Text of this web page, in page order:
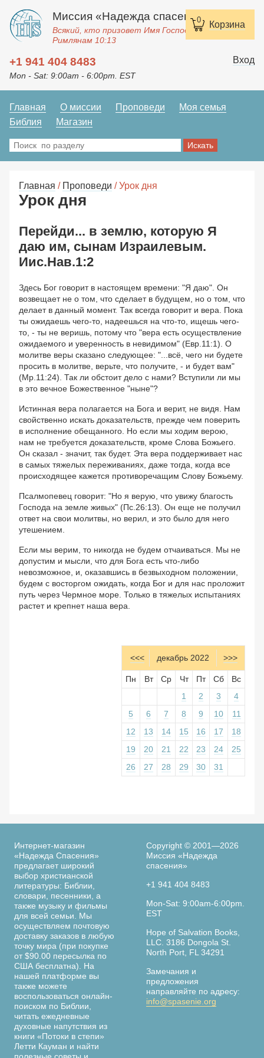
0 Корзина
Миссия «Надежда спасения»
Всякий, кто призовет Имя Господне, спасется.
Римлянам 10:13
+1 941 404 8483
Mon - Sat: 9:00am - 6:00pm. EST
Вход
Главная О миссии Проповеди
Моя семья
Библия
Магазин
Главная / Проповеди / Урок дня
Урок дня
Перейди... в землю, которую Я
даю им, сынам Израилевым.
Иис.Нав.1:2
Здесь Бог говорит в настоящем времени: "Я даю". Он
возвещает не о том, что сделает в будущем, но о том, что
делает в данный момент. Так всегда говорит и вера. Пока
ты ожидаешь чего-то, надеешься на что-то, ищешь чего-
то, - ты не веришь, потому что "вера есть осуществление
ожидаемого и уверенность в невидимом" (Евр.11:1). О
молитве веры сказано следующее: "...всё, чего ни будете
просить в молитве, верьте, что получите, - и будет вам"
(Mp.11:24). Так ли обстоит дело с нами? Вступили ли мы
в это вечное Божественное "ныне"?
Истинная вера полагается на Бога и верит, не видя. Нам
свойственно искать доказательств, прежде чем поверить
в исполнение обещанного. Но если мы ходим верою,
нам не требуется доказательств, кроме Слова Божьего.
Он сказал - значит, так будет. Эта вера поддерживает нас
в самых тяжелых переживаниях, даже тогда, когда все
происходящее кажется противоречащим Слову Божьему.
Псалмопевец говорит: "Но я верую, что увижу благость
Господа на земле живых" (Пс.26:13). Он еще не получил
ответ на свои молитвы, но верил, и это было для него
утешением.
Если мы верим, то никогда не будем отчаиваться. Мы не
допустим и мысли, что для Бога есть что-либо
невозможное, и, оказавшись в безвыходном положении,
будем с восторгом ожидать, когда Бог и для нас проложит
путь через Чермное море. Только в тяжелых испытаниях
растет и крепнет наша вера.
<<< декабрь 2022 >>>
Пн Вт Ср Чт Пт Сб
Вс
1
2 3
4
5
6 7 8 9 10
11
12
13 14 15 16 17
18
19
20 21 22 23 24
25
26
27 28 29 30 31
Интернет-магазин
«Надежда Спасения»
предлагает широкий
выбор христианской
литературы: Библии,
словари, песенники, а
также музыку и фильмы
для всей семьи. Мы
осуществляем почтовую
доставку заказов в любую
точку мира (при покупке
от $90.00 пересылка по
США бесплатна). На
нашей платформе вы
также можете
воспользоваться онлайн-
поиском по Библии,
читать ежедневные
духовные напутствия из
книги «Потоки в степи»
Летти Кауман и найти
Copyright © 2001—2026
Миссия «Надежда
спасения»
+1 941 404 8483
Mon-Sat: 9:00am-6:00pm.
EST
Hope of Salvation Books,
LLC. 3186 Dongola St.
North Port, FL 34291
Замечания и
предложения
направляйте по адресу:
info@spasenie.org